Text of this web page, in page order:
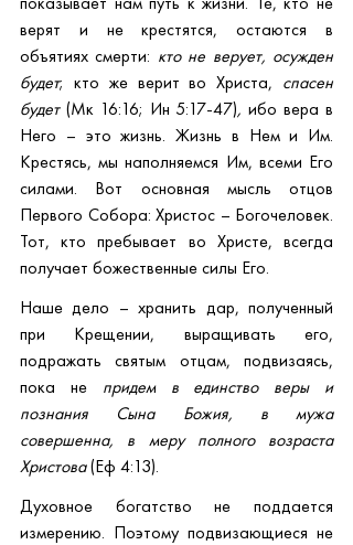
верят и не крестятся, остаются в
объятиях смерти: кто не верует, осужден
будет; кто же верит во Христа, спасен
будет (Мк 16:16; Ин 5:17-47), ибо вера в
Него – это жизнь. Жизнь в Нем и Им.
Крестясь, мы наполняемся Им, всеми Его
силами. Вот основная мысль отцов
Первого Собора: Христос – Богочеловек.
Тот, кто пребывает во Христе, всегда
получает божественные силы Его.
Наше дело – хранить дар, полученный
при Крещении, выращивать его,
подражать святым отцам, подвизаясь,
пока не придем в единство веры и
познания Сына Божия, в мужа
совершенна, в меру полного возраста
Христова (Еф 4:13).
Духовное богатство не поддается
измерению. Поэтому подвизающиеся не